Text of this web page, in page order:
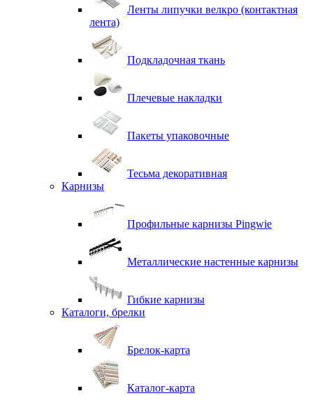
Ленты липучки велкро (контактная
лента)
Подкладочная ткань
Плечевые накладки
Пакеты упаковочные
Тесьма декоративная
Карнизы
Профильные карнизы Pingwie
Металлические настенные карнизы
Гибкие карнизы
Каталоги, брелки
Брелок-карта
Каталог-карта